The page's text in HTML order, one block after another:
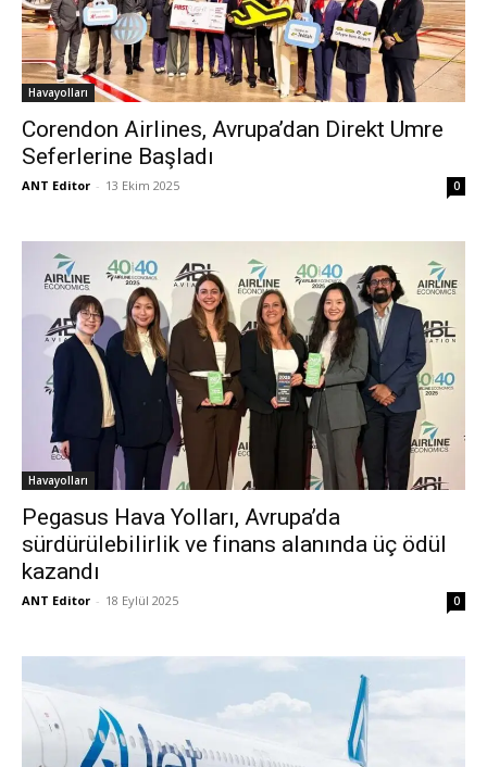
Havayolları
Corendon Airlines, Avrupa’dan Direkt Umre
Seferlerine Başladı
ANT Editor - 13 Ekim 2025 0
Havayolları
Pegasus Hava Yolları, Avrupa’da
sürdürülebilirlik ve finans alanında üç ödül
kazandı
ANT Editor - 18 Eylül 2025 0